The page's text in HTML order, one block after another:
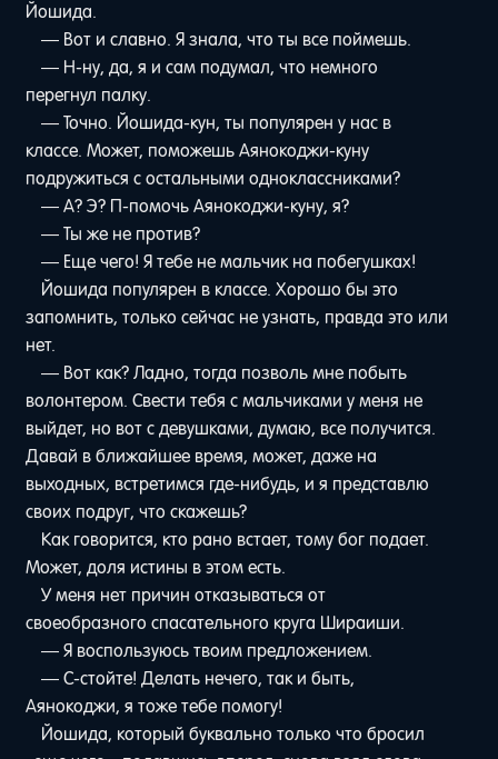
Йошида.
— Вот и славно. Я знала, что ты все поймешь.
— Н-ну, да, я и сам подумал, что немного
перегнул палку.
— Точно. Йошида-кун, ты популярен у нас в
классе. Может, поможешь Аянокоджи-куну
подружиться с остальными одноклассниками?
— А? Э? П-помочь Аянокоджи-куну, я?
— Ты же не против?
— Еще чего! Я тебе не мальчик на побегушках!
Йошида популярен в классе. Хорошо бы это
запомнить, только сейчас не узнать, правда это или
нет.
— Вот как? Ладно, тогда позволь мне побыть
волонтером. Свести тебя с мальчиками у меня не
выйдет, но вот с девушками, думаю, все получится.
Давай в ближайшее время, может, даже на
выходных, встретимся где-нибудь, и я представлю
своих подруг, что скажешь?
Как говорится, кто рано встает, тому бог подает.
Может, доля истины в этом есть.
У меня нет причин отказываться от
своеобразного спасательного круга Шираиши.
— Я воспользуюсь твоим предложением.
— С-стойте! Делать нечего, так и быть,
Аянокоджи, я тоже тебе помогу!
Йошида, который буквально только что бросил